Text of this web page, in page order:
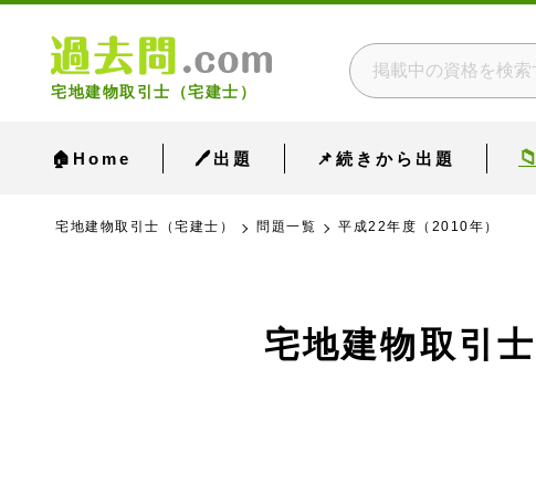
宅地建物取引士（宅建士）
🏠Home 🖊出題 📌続きから出題
宅地建物取引士（宅建士） 問題一覧 平成22年度（2010年）
宅地建物取引